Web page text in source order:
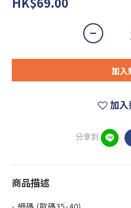
加入
加
分享到
商品描述